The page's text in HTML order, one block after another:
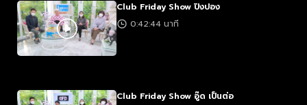
Club Friday Show ปิงปอง
0:42:44 นาที
Club Friday Show อู๊ด เป็นต่อ